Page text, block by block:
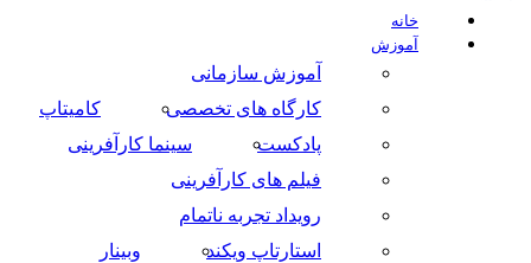
آموزش سازمانی
کارگاه های تخصصی
کامیتاپ
پادکست
سینما کارآفرینی
فیلم های کارآفرینی
رویداد تجربه ناتمام
استارتاپ ویکند
وبینار